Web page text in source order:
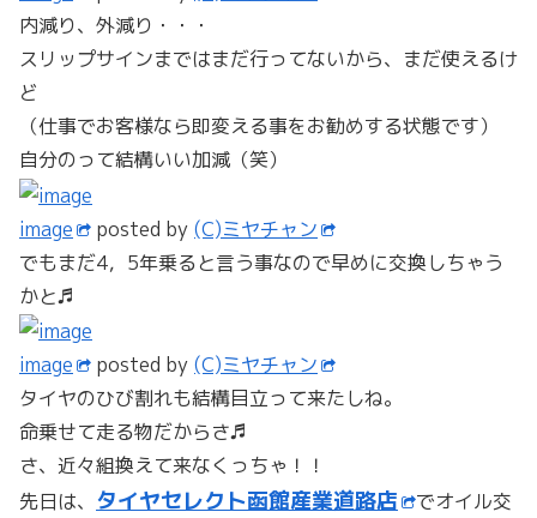
内減り、外減り・・・
スリップサインまではまだ行ってないから、まだ使えるけ
ど
（仕事でお客様なら即変える事をお勧めする状態です）
自分のって結構いい加減（笑）
image posted by (C)ミヤチャン
でもまだ4，5年乗ると言う事なので早めに交換しちゃう
かと♬
image posted by (C)ミヤチャン
タイヤのひび割れも結構目立って来たしね。
命乗せて走る物だからさ♬
さ、近々組換えて来なくっちゃ！！
先日は、 タイヤセレクト函館産業道路店
でオイル交